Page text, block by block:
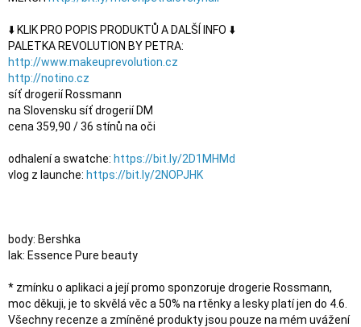
⬇️ KLIK PRO POPIS PRODUKTŮ A DALŠÍ INFO ⬇️
http://www.makeuprevolution.cz
http://notino.cz
síť drogerií Rossmann
na Slovensku síť drogerií DM
cena 359,90 / 36 stínů na oči
odhalení a swatche: https://bit.ly/2D1MHMd
vlog z launche: https://bit.ly/2NOPJHK
body: Bershka
lak: Essence Pure beauty
* zmínku o aplikaci a její promo sponzoruje drogerie Rossmann,
moc děkuji, je to skvělá věc a 50% na rtěnky a lesky platí jen do 4.6.
Všechny recenze a zmíněné produkty jsou pouze na mém uvážení